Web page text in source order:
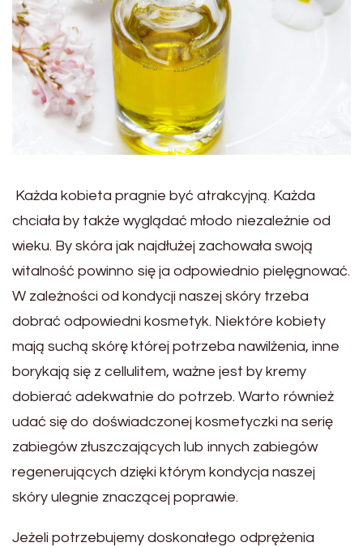
Każda kobieta pragnie być atrakcyjną. Każda
chciała by także wyglądać młodo niezależnie od
wieku. By skóra jak najdłużej zachowała swoją
witalność powinno się ja odpowiednio pielęgnować.
W zależności od kondycji naszej skóry trzeba
dobrać odpowiedni kosmetyk. Niektóre kobiety
mają suchą skórę której potrzeba nawilżenia, inne
borykają się z cellulitem, ważne jest by kremy
dobierać adekwatnie do potrzeb. Warto również
udać się do doświadczonej kosmetyczki na serię
zabiegów złuszczających lub innych zabiegów
regenerujących dzięki którym kondycja naszej
skóry ulegnie znaczącej poprawie.
Jeżeli potrzebujemy doskonałego odprężenia